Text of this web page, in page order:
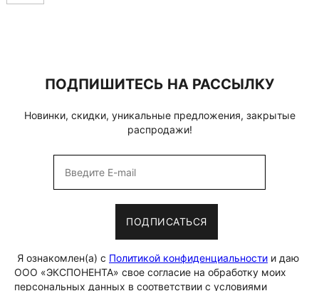
ПОДПИШИТЕСЬ НА РАССЫЛКУ
Новинки, скидки, уникальные предложения, закрытые
распродажи!
ПОДПИСАТЬСЯ
Я ознакомлен(а) с Политикой конфиденциальности и даю
ООО «ЭКСПОНЕНТА» свое согласие на обработку моих
персональных данных в соответствии с условиями